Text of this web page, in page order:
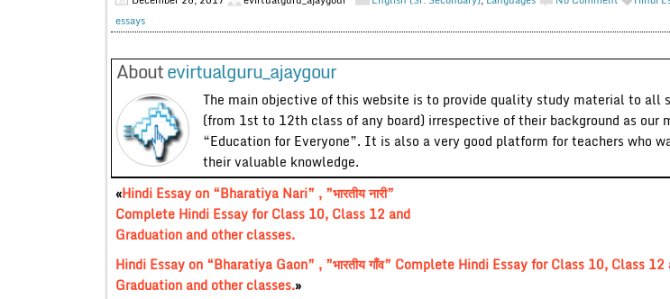
essays
Aboutevirtualguru_ajaygour
The main objective of this website is to provide quality study material to all
(from 1st to 12th class of any board) irrespective of their background as our
“Education for Everyone”. It is also a very good platform for teachers who
their valuable knowledge.
«Hindi Essay on “Bharatiya Nari” , ”भारतीय नारी”
Complete Hindi Essay for Class 10, Class 12 and
Graduation and other classes.
Hindi Essay on “Bharatiya Gaon” , ”भारतीय गाँव” Complete Hindi Essay for Class 10, Class 12
Graduation and other classes.»